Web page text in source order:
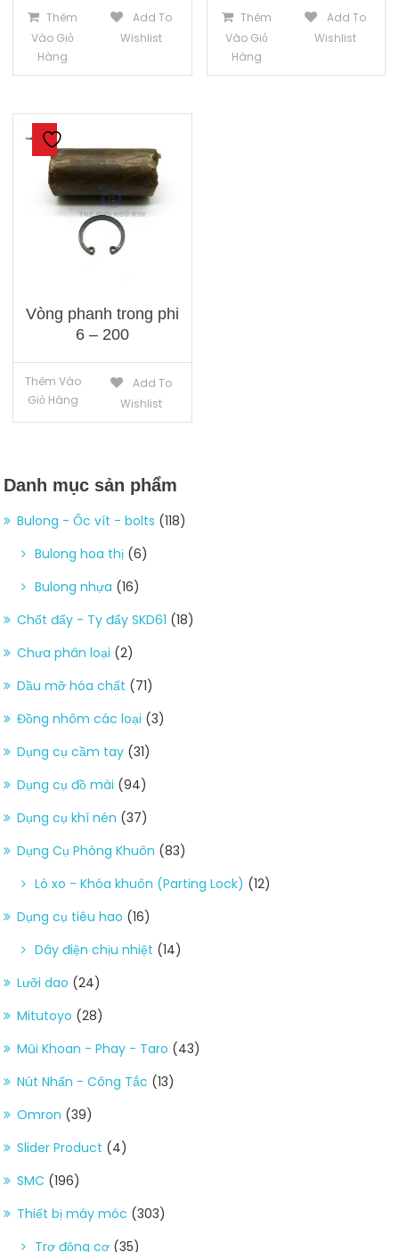
Thêm
Vào Giỏ
Hàng
Add To
Wishlist
Thêm
Vào Giỏ
Hàng
Add To
Wishlist
Vòng phanh trong phi
6 – 200
Thêm Vào
Giỏ Hàng
Add To
Wishlist
Danh mục sản phẩm
Bulong - Ốc vít - bolts (118)
Bulong hoa thị (6)
Bulong nhựa (16)
Chốt đẩy - Ty đẩy SKD61 (18)
Chưa phân loại (2)
Dầu mỡ hóa chất (71)
Đồng nhôm các loại (3)
Dụng cụ cầm tay (31)
Dụng cụ đồ mài (94)
Dụng cụ khí nén (37)
Dụng Cụ Phòng Khuôn (83)
Lò xo - Khóa khuôn (Parting Lock) (12)
Dụng cụ tiêu hao (16)
Dây điện chịu nhiệt (14)
Lưỡi dao (24)
Mitutoyo (28)
Mũi Khoan - Phay - Taro (43)
Nút Nhấn - Công Tắc (13)
Omron (39)
Slider Product (4)
SMC (196)
Thiết bị máy móc (303)
Trợ động cơ (35)